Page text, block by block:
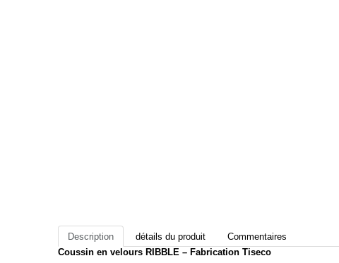
Description détails du produit
Commentaires
Coussin en velours RIBBLE – Fabrication Tiseco